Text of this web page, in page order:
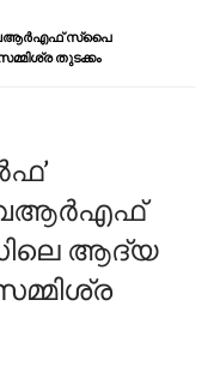
വൈആർഎഫ് സ്‌പൈ
തുടക്കം
ആദ്യ